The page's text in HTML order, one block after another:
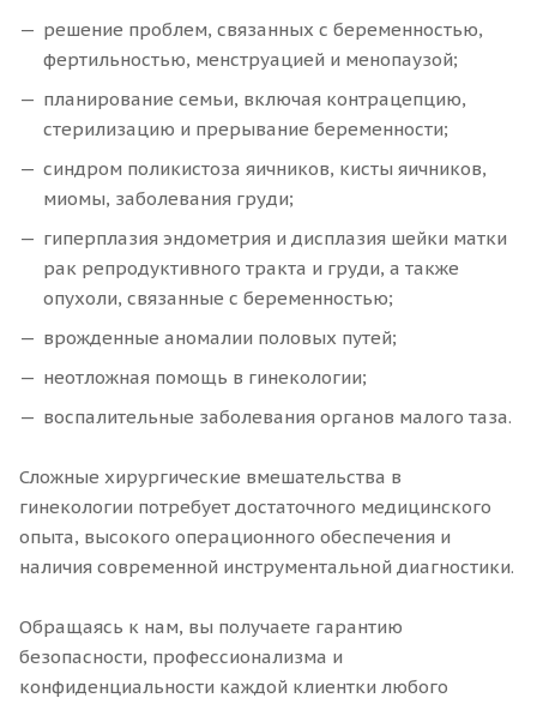
решение проблем, связанных с беременностью,
фертильностью, менструацией и менопаузой;
планирование семьи, включая контрацепцию,
стерилизацию и прерывание беременности;
синдром поликистоза яичников, кисты яичников,
миомы, заболевания груди;
гиперплазия эндометрия и дисплазия шейки матки
рак репродуктивного тракта и груди, а также
опухоли, связанные с беременностью;
врожденные аномалии половых путей;
неотложная помощь в гинекологии;
воспалительные заболевания органов малого таза.
Сложные хирургические вмешательства в
гинекологии потребует достаточного медицинского
опыта, высокого операционного обеспечения и
наличия современной инструментальной диагностики.
Обращаясь к нам, вы получаете гарантию
безопасности, профессионализма и
конфиденциальности каждой клиентки любого